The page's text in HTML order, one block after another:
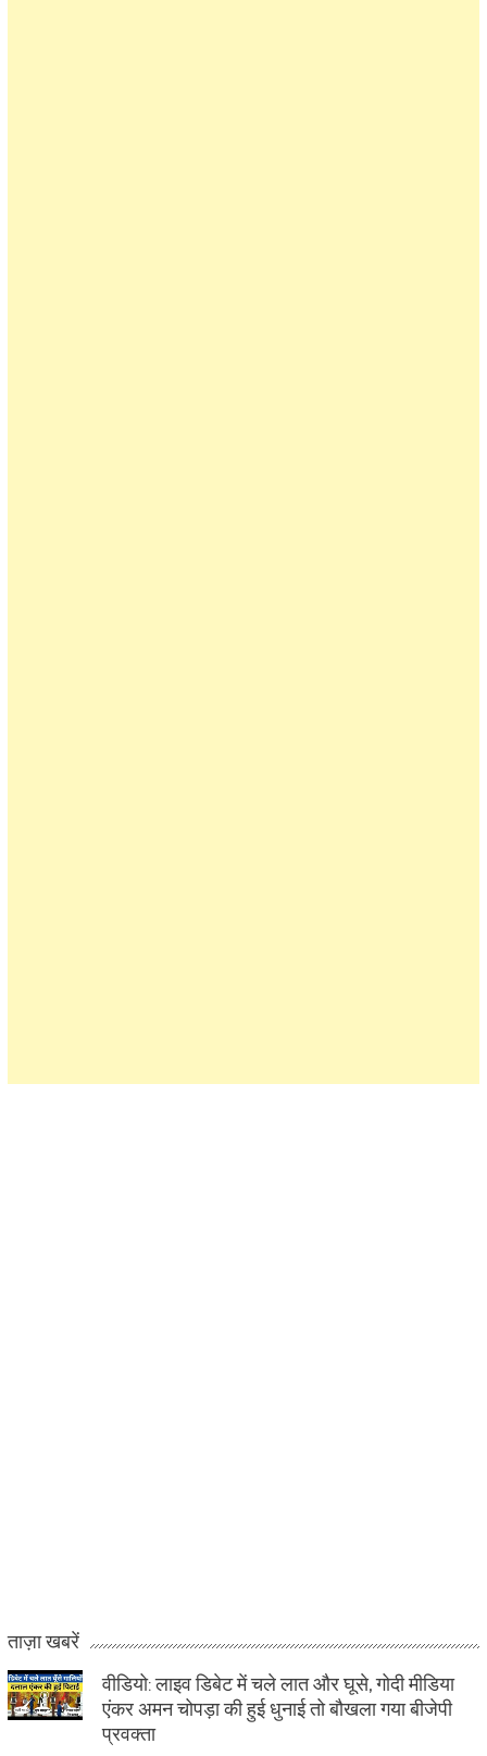
ताज़ा खबरें
वीडियो: लाइव डिबेट में चले लात और घूसे, गोदी मीडिया
एंकर अमन चोपड़ा की हुई धुनाई तो बौखला गया बीजेपी
प्रवक्ता